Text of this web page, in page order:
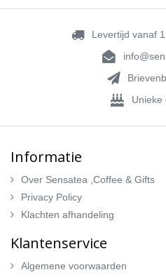
Levertijd vanaf
Unieke
Informatie
Over Sensatea ,Coffee & Gifts
Privacy Policy
Klachten afhandeling
Klantenservice
Algemene voorwaarden